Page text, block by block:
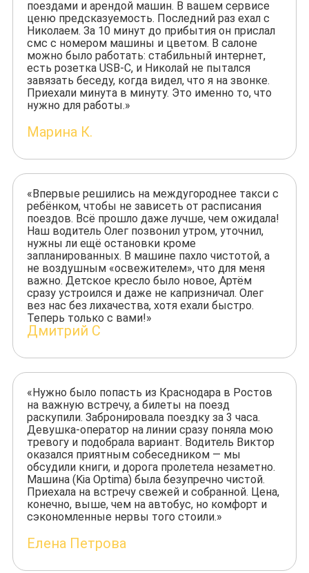
поездами и арендой машин. В вашем сервисе
ценю предсказуемость. Последний раз ехал с
Николаем. За 10 минут до прибытия он прислал
смс с номером машины и цветом. В салоне
можно было работать: стабильный интернет,
есть розетка USB-C, и Николай не пытался
завязать беседу, когда видел, что я на звонке.
Приехали минута в минуту. Это именно то, что
нужно для работы.»
Марина К.
«Впервые решились на междугороднее такси с
ребёнком, чтобы не зависеть от расписания
поездов. Всё прошло даже лучше, чем ожидала!
Наш водитель Олег позвонил утром, уточнил,
нужны ли ещё остановки кроме
запланированных. В машине пахло чистотой, а
не воздушным «освежителем», что для меня
важно. Детское кресло было новое, Артём
сразу устроился и даже не капризничал. Олег
вез нас без лихачества, хотя ехали быстро.
Теперь только с вами!»
Дмитрий С
«Нужно было попасть из Краснодара в Ростов
на важную встречу, а билеты на поезд
раскупили. Забронировала поездку за 3 часа.
Девушка-оператор на линии сразу поняла мою
тревогу и подобрала вариант. Водитель Виктор
оказался приятным собеседником — мы
обсудили книги, и дорога пролетела незаметно.
Машина (Kia Optima) была безупречно чистой.
Приехала на встречу свежей и собранной. Цена,
конечно, выше, чем на автобус, но комфорт и
сэкономленные нервы того стоили.»
Елена Петрова